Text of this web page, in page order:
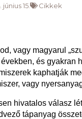
június 15. Cikkek
vagy magyarul
és gyakran
kaphatják
vagy
hivatalos válasz
tápanyag